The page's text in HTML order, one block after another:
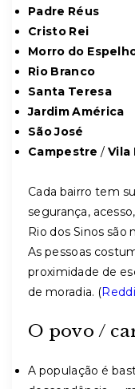
Padre Réus
Cristo Rei
Morro do
Rio Branco
Santa Teresa
Jardim América
São José
Campestre /Vila
Cada bairro tem
segurança,
Rio dos Sinos são
As pessoas
proximidade de
de moradia. (
O povo /
A população é